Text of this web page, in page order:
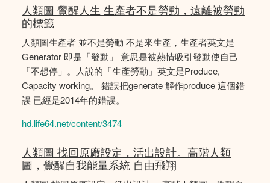
人類圖 覺醒人生 生產者不是勞動，遠離被勞動
的標籤
人類圖生產者 並不是勞動 不是來生產，生產者英文是
Generator 即是「發動」 意思是被熱情吸引發動使自己
「不想停」。人說的「生產勞動」英文是Produce,
Capacity working。 錯誤把generate 解作produce 這個錯
誤 已經是2014年的錯誤。
hd.life64.net/content/3474
人類圖 找回原廠設定，活出設計。高階人類
圖，覺醒自我能量系統 自由飛翔